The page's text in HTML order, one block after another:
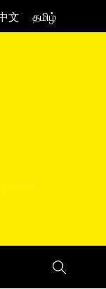
文 தமிழ்